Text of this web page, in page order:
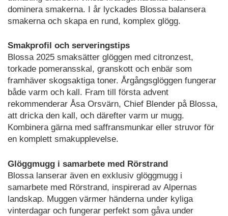
dominera smakerna. I år lyckades Blossa balansera
smakerna och skapa en rund, komplex glögg.
Smakprofil och serveringstips
Blossa 2025 smaksätter glöggen med citronzest,
torkade pomeransskal, granskott och enbär som
framhäver skogsaktiga toner. Årgångsglöggen fungerar
både varm och kall. Fram till första advent
rekommenderar Åsa Orsvärn, Chief Blender på Blossa,
att dricka den kall, och därefter varm ur mugg.
Kombinera gärna med saffransmunkar eller struvor för
en komplett smakupplevelse.
Glöggmugg i samarbete med Rörstrand
Blossa lanserar även en exklusiv glöggmugg i
samarbete med Rörstrand, inspirerad av Alpernas
landskap. Muggen värmer händerna under kyliga
vinterdagar och fungerar perfekt som gåva under